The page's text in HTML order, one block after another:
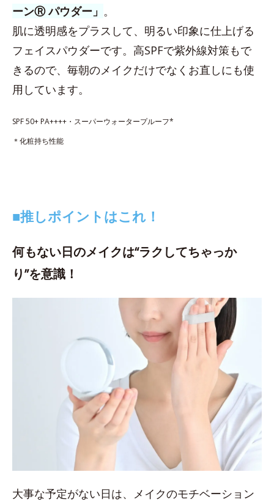
ーンⓇ パウダー」 。
肌に透明感をプラスして、明るい印象に仕上げる
フェイスパウダーです。高SPFで紫外線対策もで
きるので、毎朝のメイクだけでなくお直しにも使
用しています。
SPF 50+ PA++++・スーパーウォータープルーフ*
＊化粧持ち性能
■推しポイントはこれ！
何もない日のメイクは“ラクしてちゃっか
り”を意識！
大事な予定がない日は、メイクのモチベーション